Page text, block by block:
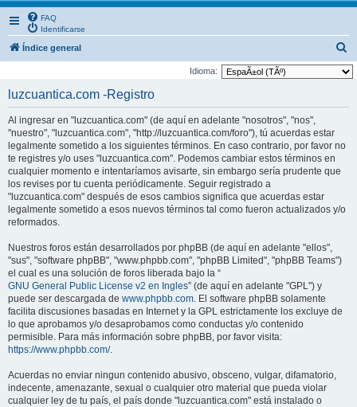
FAQ
Identificarse
Índice general
u
Idioma:
luzcuantica.com -Registro
Al ingresar en "luzcuantica.com" (de aquí en adelante "nosotros", "nos",
"nuestro", "luzcuantica.com", "http://luzcuantica.com/foro"), tú acuerdas estar
legalmente sometido a los siguientes términos. En caso contrario, por favor no
te registres y/o uses "luzcuantica.com". Podemos cambiar estos términos en
cualquier momento e intentaríamos avisarte, sin embargo sería prudente que
los revises por tu cuenta periódicamente. Seguir registrado a
"luzcuantica.com" después de esos cambios significa que acuerdas estar
legalmente sometido a esos nuevos términos tal como fueron actualizados y/o
reformados.
Nuestros foros están desarrollados por phpBB (de aquí en adelante "ellos",
"sus", "software phpBB", "www.phpbb.com", "phpBB Limited", "phpBB Teams")
el cual es una solución de foros liberada bajo la “
GNU General Public License v2 en Ingles” (de aquí en adelante "GPL") y
puede ser descargada de www.phpbb.com. El software phpBB solamente
facilita discusiones basadas en Internet y la GPL estrictamente los excluye de
lo que aprobamos y/o desaprobamos como conductas y/o contenido
permisible. Para más información sobre phpBB, por favor visita:
https://www.phpbb.com/.
Acuerdas no enviar ningun contenido abusivo, obsceno, vulgar, difamatorio,
indecente, amenazante, sexual o cualquier otro material que pueda violar
cualquier ley de tu país, el país donde "luzcuantica.com" está instalado o